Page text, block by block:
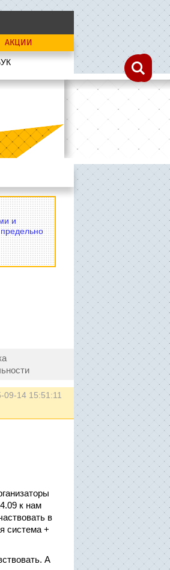
АКЦИИ
и
09-14 15:51:11
к нам
в
система +
А